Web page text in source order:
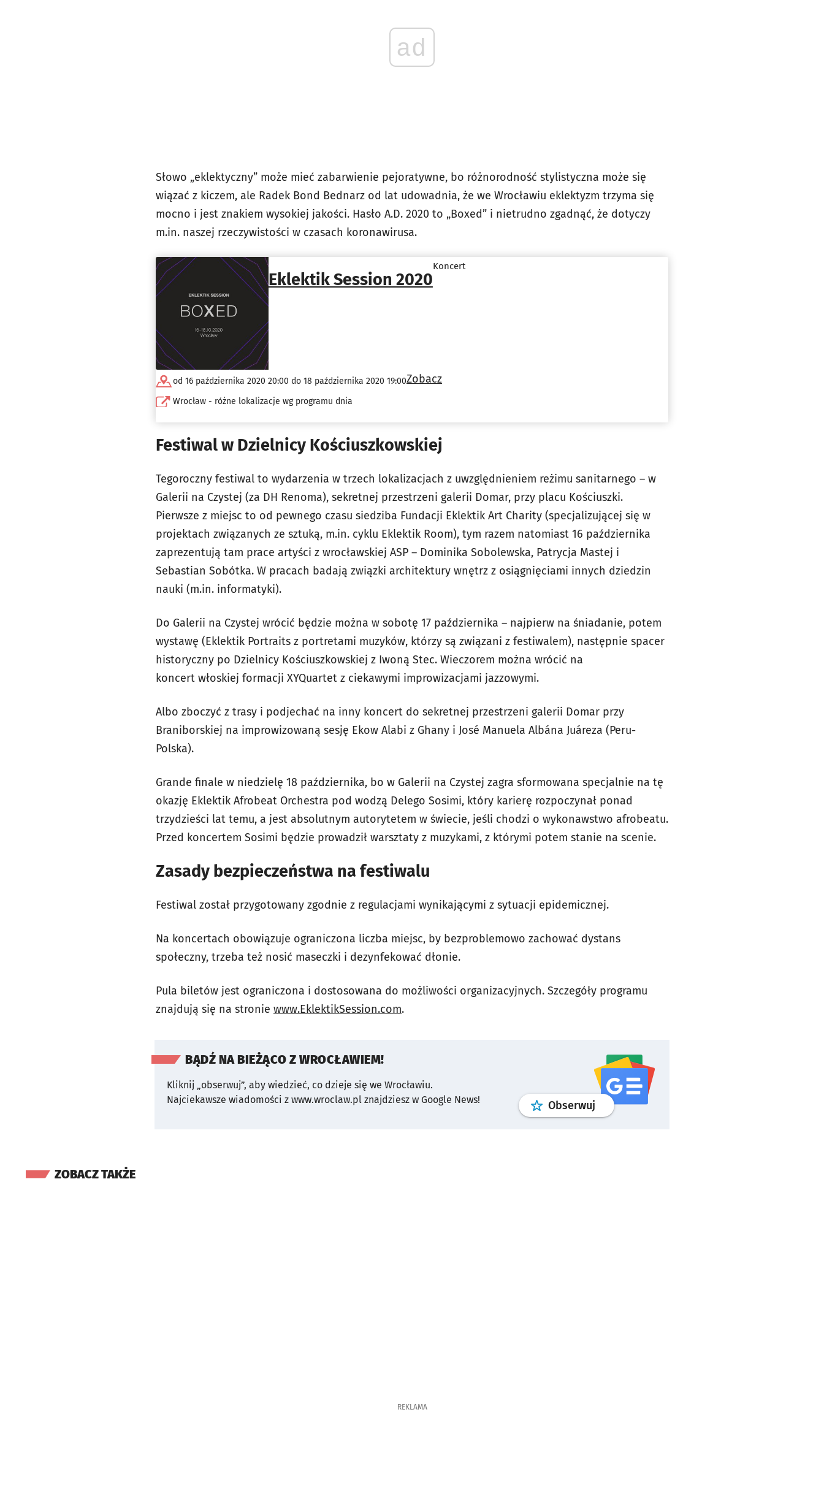
ad
Słowo „eklektyczny” może mieć zabarwienie pejoratywne, bo różnorodność stylistyczna może się
wiązać z kiczem, ale Radek Bond Bednarz od lat udowadnia, że we Wrocławiu eklektyzm trzyma się
mocno i jest znakiem wysokiej jakości. Hasło A.D. 2020 to „Boxed” i nietrudno zgadnąć, że dotyczy
m.in. naszej rzeczywistości w czasach koronawirusa.
Eklektik Session 2020
Koncert
od 16 października 2020 20:00 do 18 października 2020 19:00
Wrocław - różne lokalizacje wg programu dnia
Zobacz
Festiwal w Dzielnicy Kościuszkowskiej
Tegoroczny festiwal to wydarzenia w trzech lokalizacjach z uwzględnieniem reżimu sanitarnego – w
Galerii na Czystej (za DH Renoma), sekretnej przestrzeni galerii Domar, przy placu Kościuszki.
Pierwsze z miejsc to od pewnego czasu siedziba Fundacji Eklektik Art Charity (specjalizującej się w
projektach związanych ze sztuką, m.in. cyklu Eklektik Room), tym razem natomiast 16 października
zaprezentują tam prace artyści z wrocławskiej ASP – Dominika Sobolewska, Patrycja Mastej i
Sebastian Sobótka. W pracach badają związki architektury wnętrz z osiągnięciami innych dziedzin
nauki (m.in. informatyki).
Do Galerii na Czystej wrócić będzie można w sobotę 17 października – najpierw na śniadanie, potem
wystawę (Eklektik Portraits z portretami muzyków, którzy są związani z festiwalem), następnie spacer
historyczny po Dzielnicy Kościuszkowskiej z Iwoną Stec. Wieczorem można wrócić na
koncert włoskiej formacji XYQuartet z ciekawymi improwizacjami jazzowymi.
Albo zboczyć z trasy i podjechać na inny koncert do sekretnej przestrzeni galerii Domar przy
Braniborskiej na improwizowaną sesję Ekow Alabi z Ghany i José Manuela Albána Juáreza (Peru-
Polska).
Grande finale w niedzielę 18 października, bo w Galerii na Czystej zagra sformowana specjalnie na tę
okazję Eklektik Afrobeat Orchestra pod wodzą Delego Sosimi, który karierę rozpoczynał ponad
trzydzieści lat temu, a jest absolutnym autorytetem w świecie, jeśli chodzi o wykonawstwo afrobeatu.
Przed koncertem Sosimi będzie prowadził warsztaty z muzykami, z którymi potem stanie na scenie.
Zasady bezpieczeństwa na festiwalu
Festiwal został przygotowany zgodnie z regulacjami wynikającymi z sytuacji epidemicznej.
Na koncertach obowiązuje ograniczona liczba miejsc, by bezproblemowo zachować dystans
społeczny, trzeba też nosić maseczki i dezynfekować dłonie.
Pula biletów jest ograniczona i dostosowana do możliwości organizacyjnych. Szczegóły programu
znajdują się na stronie www.EklektikSession.com.
BĄDŹ NA BIEŻĄCO Z WROCŁAWIEM!
Kliknij „obserwuj”, aby wiedzieć, co dzieje się we Wrocławiu.
Najciekawsze wiadomości z www.wroclaw.pl znajdziesz w Google News!
Obserwuj profilgoogle news
ZOBACZ TAKŻE
REKLAMA